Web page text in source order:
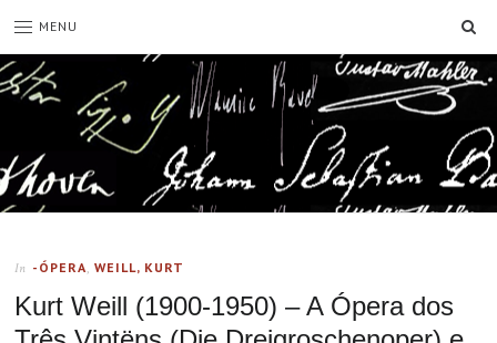
MENU
In -ÓPERA,WEILL, KURT
Kurt Weill (1900-1950) – A Ópera dos